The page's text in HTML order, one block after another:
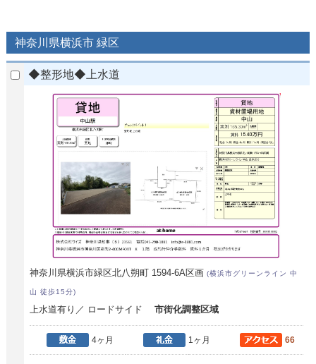
神奈川県横浜市 緑区
◆整形地◆上水道
神奈川県横浜市緑区北八朔町 1594-6A区画(横浜市グリーンライン 中
山 徒歩15分)
上水道有り／ ロードサイド市街化調整区域
4ヶ月 1ヶ月 66